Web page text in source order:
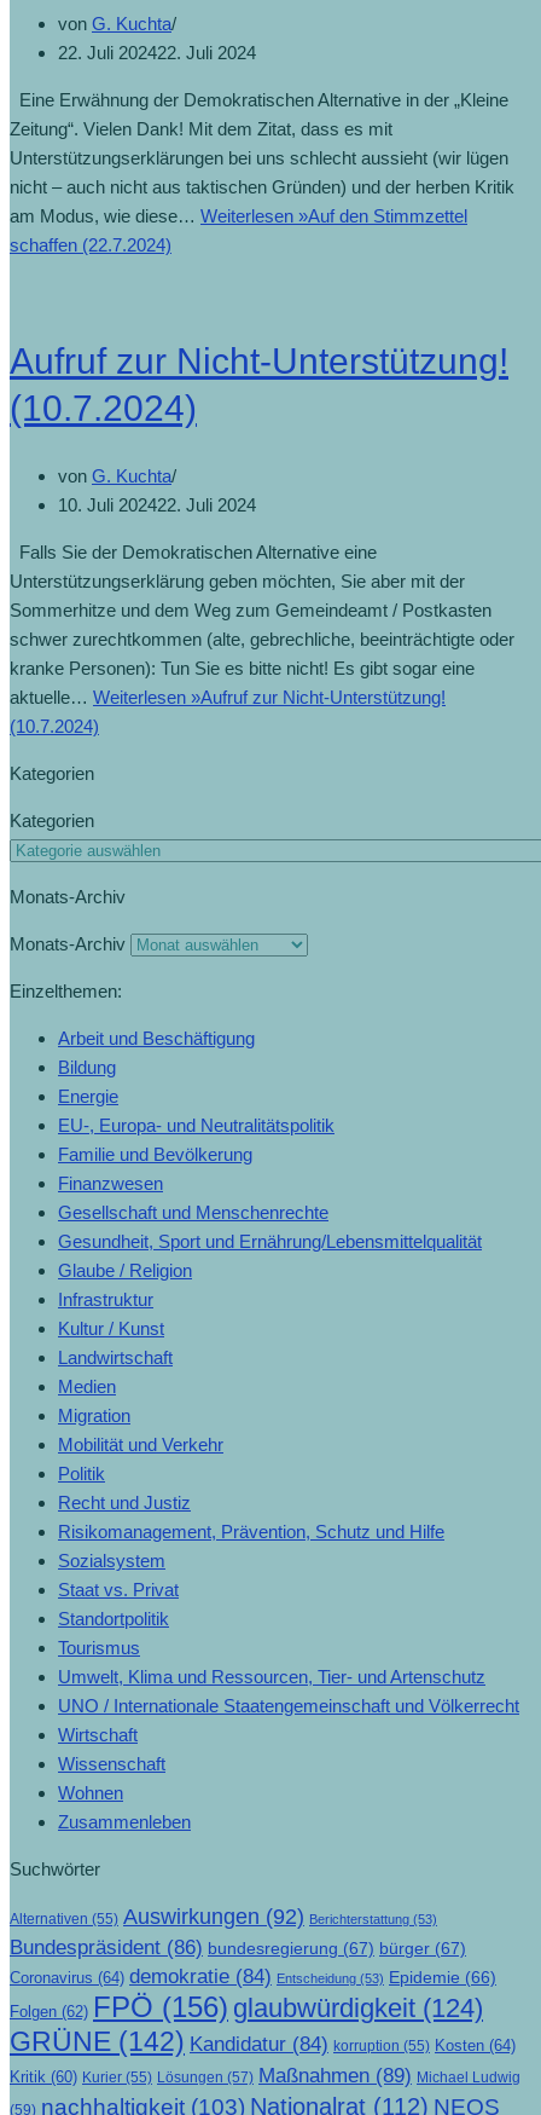
von G. Kuchta
22. Juli 202422. Juli 2024
Eine Erwähnung der Demokratischen Alternative in der „Kleine
Zeitung“. Vielen Dank! Mit dem Zitat, dass es mit
Unterstützungserklärungen bei uns schlecht aussieht (wir lügen
nicht – auch nicht aus taktischen Gründen) und der herben Kritik
am Modus, wie diese… Weiterlesen »Auf den Stimmzettel
schaffen (22.7.2024)
Aufruf zur Nicht-Unterstützung!
(10.7.2024)
von G. Kuchta
10. Juli 202422. Juli 2024
Falls Sie der Demokratischen Alternative eine
Unterstützungserklärung geben möchten, Sie aber mit der
Sommerhitze und dem Weg zum Gemeindeamt / Postkasten
schwer zurechtkommen (alte, gebrechliche, beeinträchtigte oder
kranke Personen): Tun Sie es bitte nicht! Es gibt sogar eine
aktuelle… Weiterlesen »Aufruf zur Nicht-Unterstützung!
(10.7.2024)
Kategorien
Kategorien
Monats-Archiv
Monats-Archiv
Einzelthemen:
Arbeit und Beschäftigung
Bildung
Energie
EU-, Europa- und Neutralitätspolitik
Familie und Bevölkerung
Finanzwesen
Gesellschaft und Menschenrechte
Gesundheit, Sport und Ernährung/Lebensmittelqualität
Glaube / Religion
Infrastruktur
Kultur / Kunst
Landwirtschaft
Medien
Migration
Mobilität und Verkehr
Politik
Recht und Justiz
Risikomanagement, Prävention, Schutz und Hilfe
Sozialsystem
Staat vs. Privat
Standortpolitik
Tourismus
Umwelt, Klima und Ressourcen, Tier- und Artenschutz
UNO / Internationale Staatengemeinschaft und Völkerrecht
Wirtschaft
Wissenschaft
Wohnen
Zusammenleben
Suchwörter
Alternativen (55) Auswirkungen (92) Berichterstattung (53)
Bundespräsident (86) bundesregierung (67) bürger (67)
Coronavirus (64) demokratie (84) Entscheidung (53) Epidemie (66)
Folgen (62) FPÖ (156) glaubwürdigkeit (124)
GRÜNE (142) Kandidatur (84) korruption (55) Kosten (64)
Kritik (60) Kurier (55) Lösungen (57) Maßnahmen (89) Michael Ludwig
(59) nachhaltigkeit (103) Nationalrat (112) NEOS